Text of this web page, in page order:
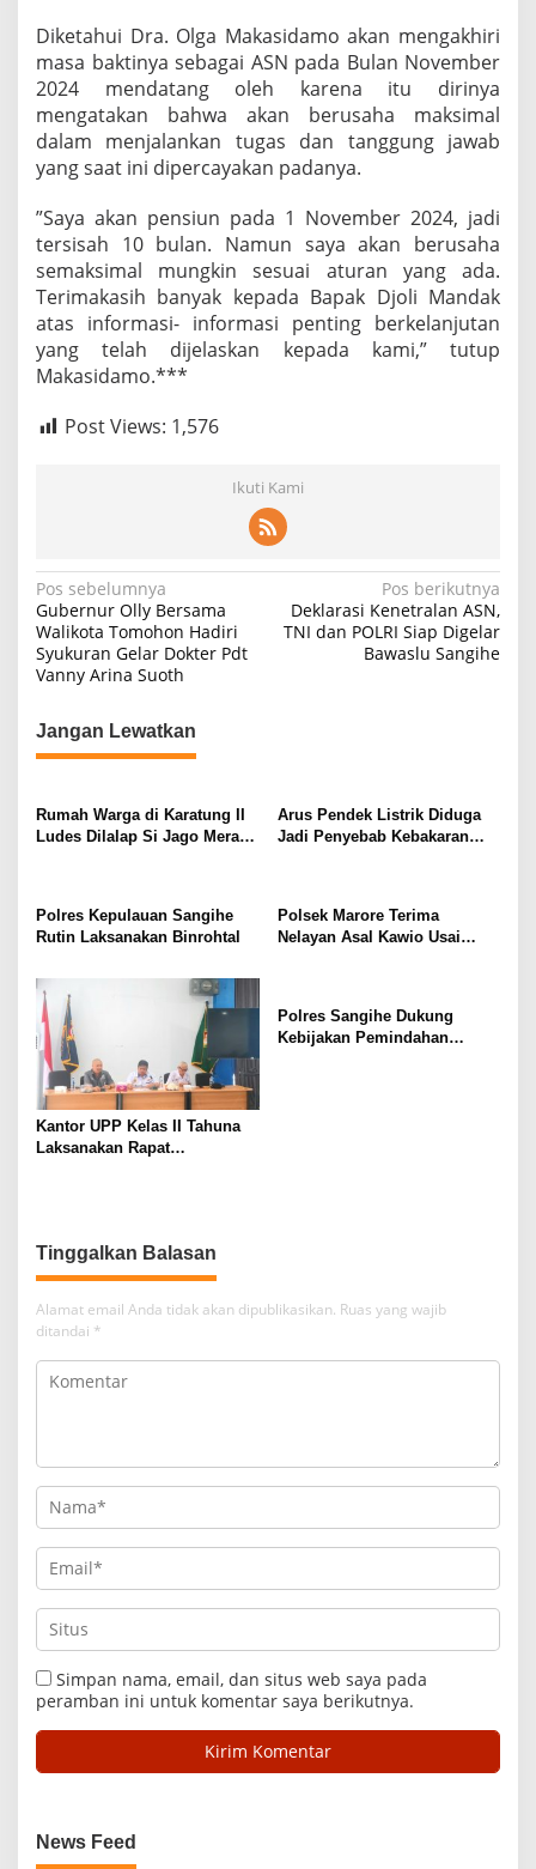
m
P
e
s
i
u
n
Diketahui Dra. Olga Makasidamo akan mengakhiri
masa baktinya sebagai ASN pada Bulan November
2024 mendatang oleh karena itu dirinya
mengatakan bahwa akan berusaha maksimal
dalam menjalankan tugas dan tanggung jawab
yang saat ini dipercayakan padanya.
”Saya akan pensiun pada 1 November 2024, jadi
tersisah 10 bulan. Namun saya akan berusaha
semaksimal mungkin sesuai aturan yang ada.
Terimakasih banyak kepada Bapak Djoli Mandak
atas informasi- informasi penting berkelanjutan
yang telah dijelaskan kepada kami,” tutup
Makasidamo.***
Post Views: 1,576
Ikuti Kami
N
a
v
g
a
i
s
Pos sebelumnya
Gubernur Olly Bersama
Walikota Tomohon Hadiri
Syukuran Gelar Dokter Pdt
Vanny Arina Suoth
Pos berikutnya
Deklarasi Kenetralan ASN,
TNI dan POLRI Siap Digelar
Bawaslu Sangihe
Jangan Lewatkan
Rumah Warga di Karatung II
Ludes Dilalap Si Jago Merah,
Arus Pendek Listrik Diduga
Jadi Penyebab Kebakaran
Polres Kepulauan Sangihe
Rutin Laksanakan Binrohtal
Polsek Marore Terima
Nelayan Asal Kawio Usai
Kantor UPP Kelas II Tahuna
Laksanakan Rapat
Polres Sangihe Dukung
Kebijakan Pemindahan
Tinggalkan Balasan
Alamat email Anda tidak akan dipublikasikan. Ruas yang wajib
ditandai *
Simpan nama, email, dan situs web saya pada
peramban ini untuk komentar saya berikutnya.
News Feed